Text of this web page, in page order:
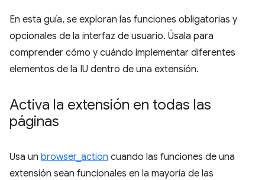
En esta guía, se exploran las funciones obligatorias y
opcionales de la interfaz de usuario. Úsala para
comprender cómo y cuándo implementar diferentes
elementos de la IU dentro de una extensión.
Activa la extensión en todas las
páginas
Usa un browser_action cuando las funciones de una
extensión sean funcionales en la mayoría de las